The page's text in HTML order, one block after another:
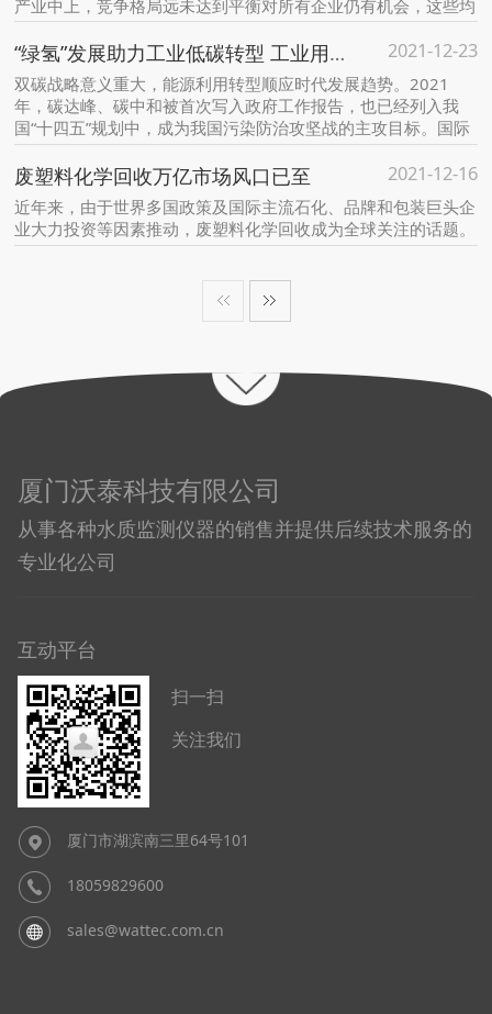
产业中上，竞争格局远未达到平衡对所有企业仍有机会，这些均
表明工业危废市场仍颇具吸引力，相比其他环保细分市
场，“进”仍是优选。
“绿氢”发展助力工业低碳转型 工业用氢发展成为减碳攻关主力军 2021-12-23
双碳战略意义重大，能源利用转型顺应时代发展趋势。2021
年，碳达峰、碳中和被首次写入政府工作报告，也已经列入我
国“十四五”规划中，成为我国污染防治攻坚战的主攻目标。国际
油气企业纷纷开展转型道路，我国中石化也将发展氢能源作为发
展目标。
废塑料化学回收万亿市场风口已至 2021-12-16
近年来，由于世界多国政策及国际主流石化、品牌和包装巨头企
业大力投资等因素推动，废塑料化学回收成为全球关注的话题。
厦门沃泰科技有限公司
从事各种水质监测仪器的销售并提供后续技术服务的
专业化公司
互动平台
扫一扫
关注我们
厦门市湖滨南三里64号101
18059829600
sales@wattec.com.cn